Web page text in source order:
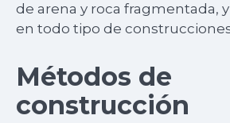
de arena y roca fragmentada,
en todo tipo de
Métodos de
construcción